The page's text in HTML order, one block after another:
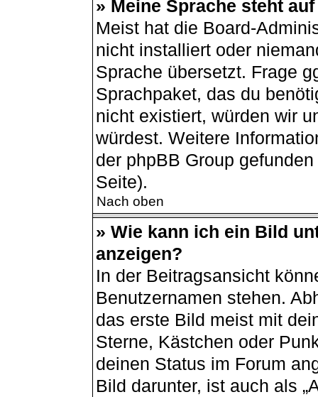
» Meine Sprache steht
Meist hat die Board-
nicht installiert oder
Sprache übersetzt. Frage
Sprachpaket, das du
nicht existiert, würden wir
würdest. Weitere
der phpBB Group
Seite).
Nach oben
» Wie kann ich ein Bild
anzeigen?
In der Beitragsansicht
Benutzernamen stehen.
das erste Bild meist mit
Sterne, Kästchen oder
deinen Status im Forum
Bild darunter, ist auch als